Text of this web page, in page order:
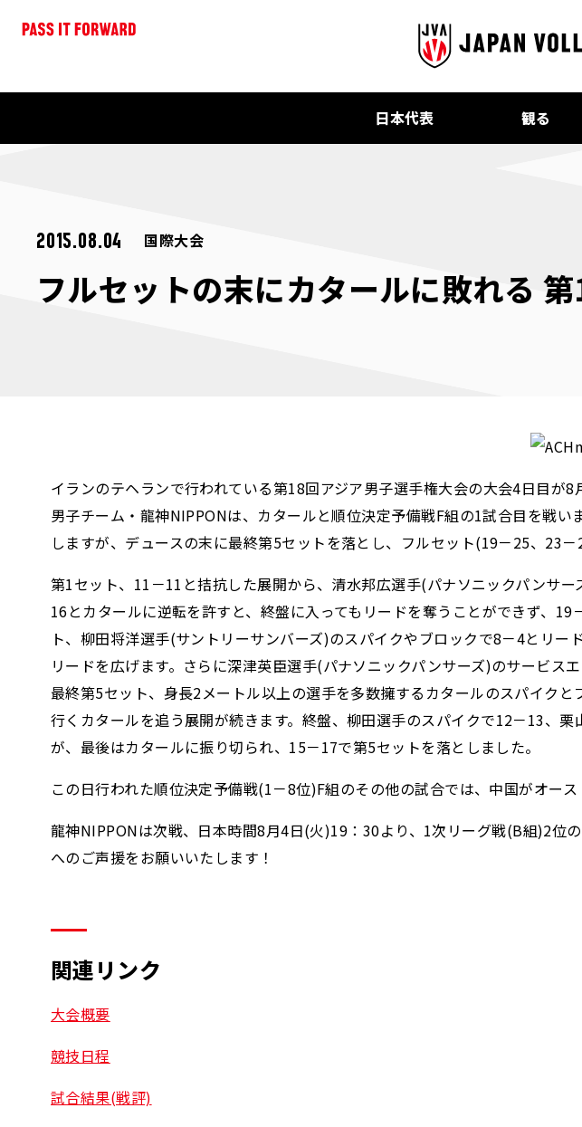
日本代表 観る
2015.08.04 国際大会
フルセットの末にカタールに敗れる
イランのテヘランで行われている第18回アジア男子選手権大会の大会4日目
男子チーム・龍神NIPPONは、カタールと順位決定予備戦F組の1試合目を戦
しますが、デュースの末に最終第5セットを落とし、フルセット(19－25、23
第1セット、11－11と拮抗した展開から、清水邦広選手(パナソニックパンサ
16とカタールに逆転を許すと、終盤に入ってもリードを奪うことができず、
ト、柳田将洋選手(サントリーサンバーズ)のスパイクやブロックで8－4とリ
リードを広げます。さらに深津英臣選手(パナソニックパンサーズ)のサービ
最終第5セット、身長2メートル以上の選手を多数擁するカタールのスパイク
行くカタールを追う展開が続きます。終盤、柳田選手のスパイクで12－13、
が、最後はカタールに振り切られ、15－17で第5セットを落としました。
この日行われた順位決定予備戦(1－8位)F組のその他の試合では、中国がオー
龍神NIPPONは次戦、日本時間8月4日(火)19：30より、1次リーグ戦(B組)2位
へのご声援をお願いいたします！
関連リンク
大会概要
競技日程
試合結果(戦評)